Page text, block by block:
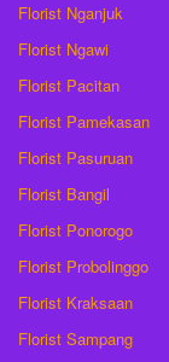
Florist Nganjuk
Florist Ngawi
Florist Pacitan
Florist Pamekasan
Florist Pasuruan
Florist Bangil
Florist Ponorogo
Florist Probolinggo
Florist Kraksaan
Florist Sampang